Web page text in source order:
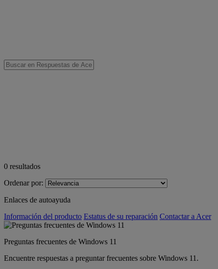
0 resultados
Ordenar por:
Enlaces de autoayuda
Información del producto Estatus de su reparación Contactar a Acer
Preguntas frecuentes de Windows 11
Encuentre respuestas a preguntar frecuentes sobre Windows 11.